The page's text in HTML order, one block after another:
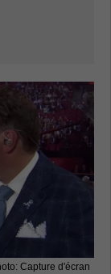
Capture d'écran